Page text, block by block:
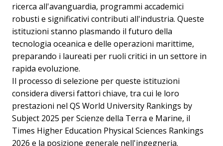
ricerca all'avanguardia, programmi accademici
robusti e significativi contributi all'industria. Queste
istituzioni stanno plasmando il futuro della
tecnologia oceanica e delle operazioni marittime,
preparando i laureati per ruoli critici in un settore in
rapida evoluzione.
Il processo di selezione per queste istituzioni
considera diversi fattori chiave, tra cui le loro
prestazioni nel QS World University Rankings by
Subject 2025 per Scienze della Terra e Marine, il
Times Higher Education Physical Sciences Rankings
2026 e la posizione generale nell'ingegneria.